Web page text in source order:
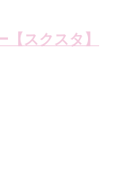
スクスタ】